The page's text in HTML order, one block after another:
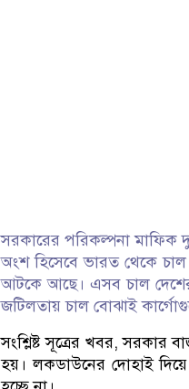
সরকারের পরিকল্পনা মাফিক
অংশ হিসেবে ভারত থেকে
আটকে আছে। এসব চাল দেশের
জটিলতায় চাল বোঝাই
সংশ্লিষ্ট সূত্রের খবর, সরকার
হয়। লকডাউনের দোহাই